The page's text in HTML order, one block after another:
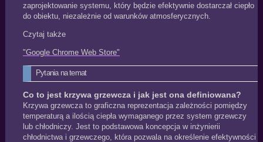
zaprojektowanie systemu, który będzie efektywnie dostarczał ciepło
do obiektu, niezależnie od warunków atmosferycznych.
Czytaj także
"Google Chrome Web Store"
Pytania na temat
Co to jest krzywa grzewcza i jak jest ona definiowana?
Krzywa grzewcza to graficzna reprezentacja zależności pomiędzy
temperaturą a ilością ciepła wymaganego przez system grzewczy
lub chłodniczy. Jest to podstawowa koncepcja w inżynierii
chłodnictwa i grzewczego, która pozwala na określenie efektywności